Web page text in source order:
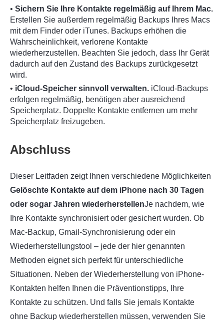
• Sichern Sie Ihre Kontakte regelmäßig auf Ihrem Mac.
Erstellen Sie außerdem regelmäßig Backups Ihres Macs
mit dem Finder oder iTunes. Backups erhöhen die
Wahrscheinlichkeit, verlorene Kontakte
wiederherzustellen. Beachten Sie jedoch, dass Ihr Gerät
dadurch auf den Zustand des Backups zurückgesetzt
wird.
• iCloud-Speicher sinnvoll verwalten. iCloud-Backups
erfolgen regelmäßig, benötigen aber ausreichend
Speicherplatz. Doppelte Kontakte entfernen um mehr
Speicherplatz freizugeben.
Abschluss
Dieser Leitfaden zeigt Ihnen verschiedene Möglichkeiten
Gelöschte Kontakte auf dem iPhone nach 30 Tagen
oder sogar Jahren wiederherstellenJe nachdem, wie
Ihre Kontakte synchronisiert oder gesichert wurden. Ob
Mac-Backup, Gmail-Synchronisierung oder ein
Wiederherstellungstool – jede der hier genannten
Methoden eignet sich perfekt für unterschiedliche
Situationen. Neben der Wiederherstellung von iPhone-
Kontakten helfen Ihnen die Präventionstipps, Ihre
Kontakte zu schützen. Und falls Sie jemals Kontakte
ohne Backup wiederherstellen müssen, verwenden Sie